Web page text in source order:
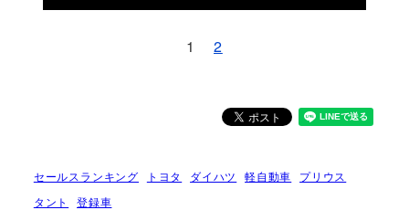
1 2
セールスランキング トヨタ ダイハツ 軽自動車
プリウス
タント
登録車